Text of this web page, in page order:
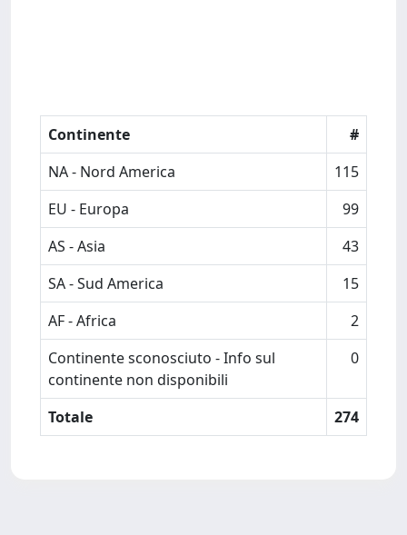
Continente
#
NA - Nord America
115
EU - Europa
99
AS - Asia
43
SA - Sud America
15
AF - Africa
2
Continente sconosciuto - Info sul
continente non disponibili
0
Totale 274